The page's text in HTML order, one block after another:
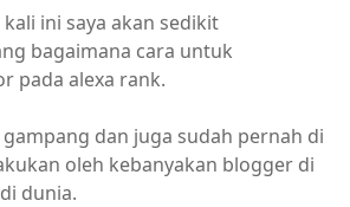
ini saya akan sedikit
bagaimana cara untuk
pada alexa rank.
dan juga sudah pernah di
oleh kebanyakan blogger di
dunia.